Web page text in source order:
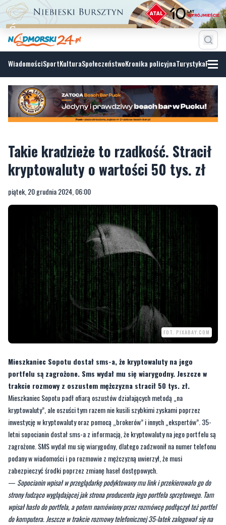
WiadomościSportKulturaSpołeczeństwoKronika policyjnaTurystyka
Takie kradzieże to rzadkość. Stracił
kryptowaluty o wartości 50 tys. zł
piątek, 20 grudnia 2024, 06:00
FOT. PIXABAY.COM
Mieszkaniec Sopotu dostał sms-a, że kryptowaluty na jego
portfelu są zagrożone. Sms wydał mu się wiarygodny. Jeszcze w
trakcie rozmowy z oszustem mężczyzna stracił 50 tys. zł.
Mieszkaniec Sopotu padł ofiarą oszustów działających metodą „na
kryptowaluty”, ale oszuści tym razem nie kusili szybkimi zyskami poprzez
inwestycję w kryptowaluty oraz pomocą „brokerów” i innych „ekspertów”. 35-
letni sopocianin dostał sms-a z informacją, że kryptowaluty na jego portfelu są
zagrożone. SMS wydał mu się wiarygodny, dlatego zadzwonił na numer telefonu
podany w wiadomości i po rozmowie z mężczyzną uwierzył, że musi
zabezpieczyć środki poprzez zmianę haseł dostępowych.
— Sopocianin wpisał w przeglądarkę podyktowany mu link i przekierowało go do
strony łudząco wyglądającej jak strona producenta jego portfela sprzętowego. Tam
wpisał hasło do portfela, a potem namówiony przez rozmówcę podłączył też portfel
do komputera. Jeszcze w trakcie rozmowy telefonicznej 35-latek zalogował się na